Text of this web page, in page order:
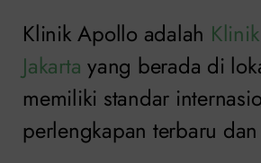
Klinik Apollo adalah
Jakarta yang berada di
memiliki standar
perlengkapan terbaru